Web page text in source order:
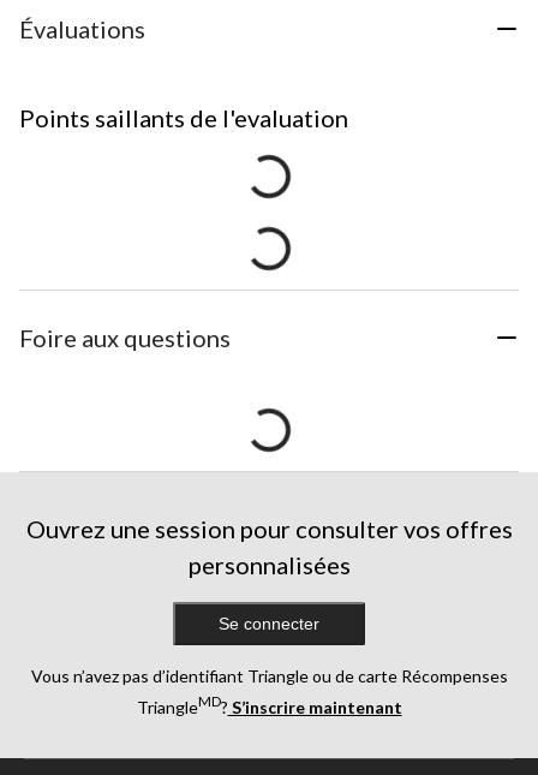
Évaluations
Points saillants de l'evaluation
Foire aux questions
Ouvrez une session pour consulter vos offres
personnalisées
Se connecter
Vous n’avez pas d’identifiant Triangle ou de carte Récompenses
TriangleMD? S’inscrire maintenant